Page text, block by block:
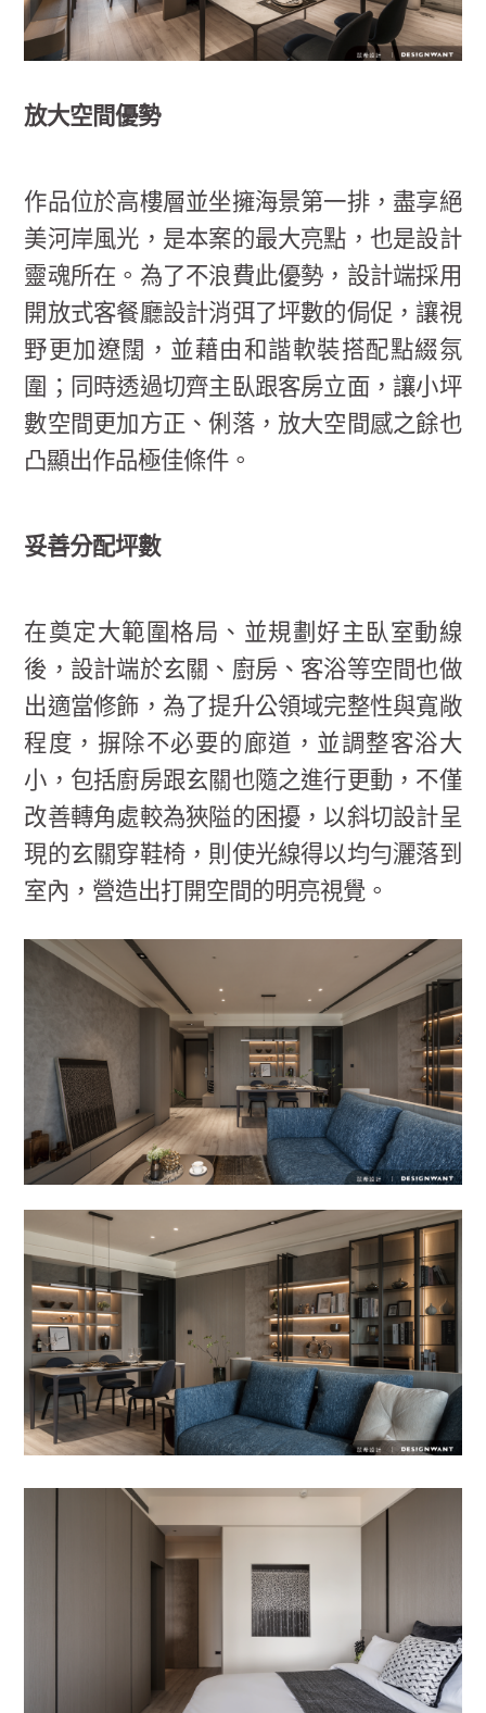
放大空間優勢
作品位於高樓層並坐擁海景第一排，盡享絕
美河岸風光，是本案的最大亮點，也是設計
靈魂所在。為了不浪費此優勢，設計端採用
開放式客餐廳設計消弭了坪數的侷促，讓視
野更加遼闊，並藉由和諧軟裝搭配點綴氛
圍；同時透過切齊主臥跟客房立面，讓小坪
數空間更加方正、俐落，放大空間感之餘也
凸顯出作品極佳條件。
妥善分配坪數
在奠定大範圍格局、並規劃好主臥室動線
後，設計端於玄關、廚房、客浴等空間也做
出適當修飾，為了提升公領域完整性與寬敞
程度，摒除不必要的廊道，並調整客浴大
小，包括廚房跟玄關也隨之進行更動，不僅
改善轉角處較為狹隘的困擾，以斜切設計呈
現的玄關穿鞋椅，則使光線得以均勻灑落到
室內，營造出打開空間的明亮視覺。